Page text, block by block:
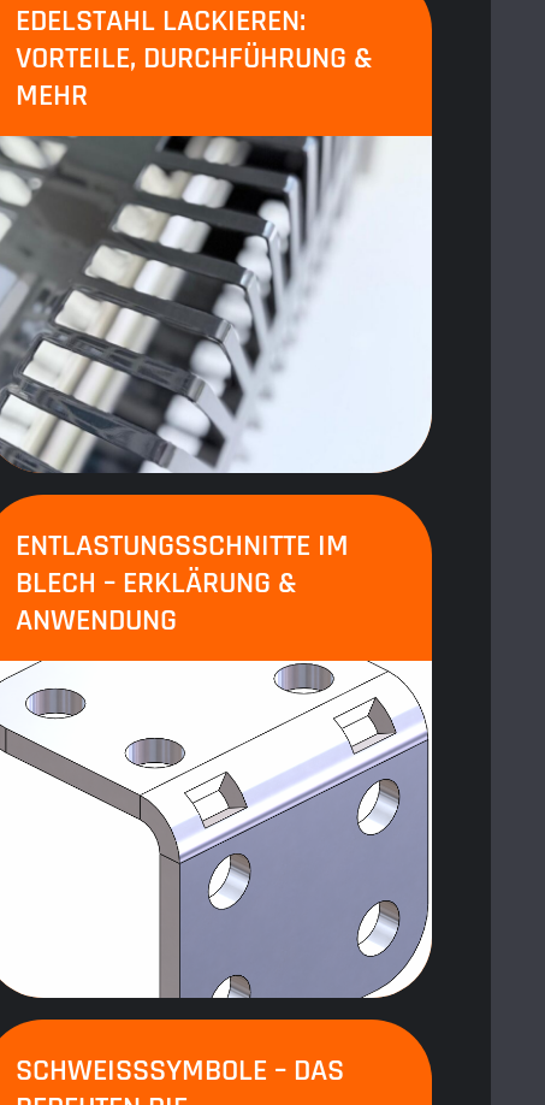
EDELSTAHL LACKIEREN:
VORTEILE, DURCHFÜHRUNG &
MEHR
ENTLASTUNGSSCHNITTE IM
BLECH – ERKLÄRUNG &
ANWENDUNG
SCHWEISSSYMBOLE – DAS B